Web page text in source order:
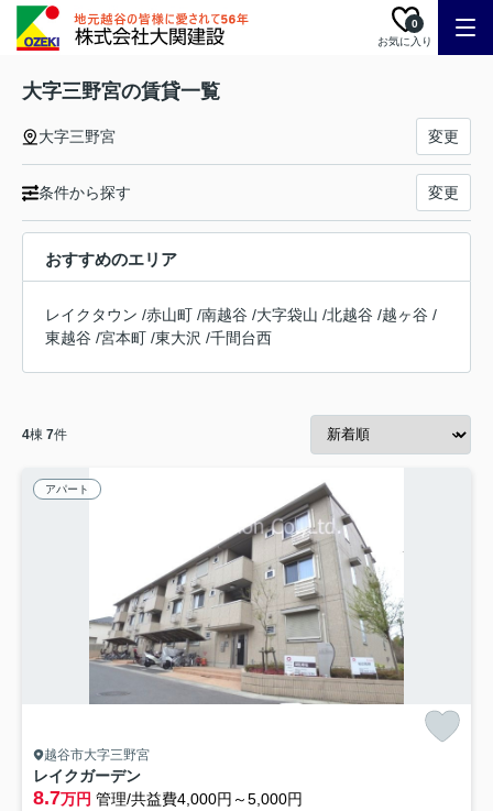
お気に入り
0
大字三野宮の賃貸一覧
大字三野宮 変更
条件から探す 変更
おすすめのエリア
レイクタウン /赤山町 /南越谷 /大字袋山 /北越谷 /越ヶ谷 /
東越谷 /宮本町 /東大沢 /千間台西
4棟 7件
アパート
越谷市大字三野宮
レイクガーデン
8.7万円 管理/共益費4,000円～5,000円